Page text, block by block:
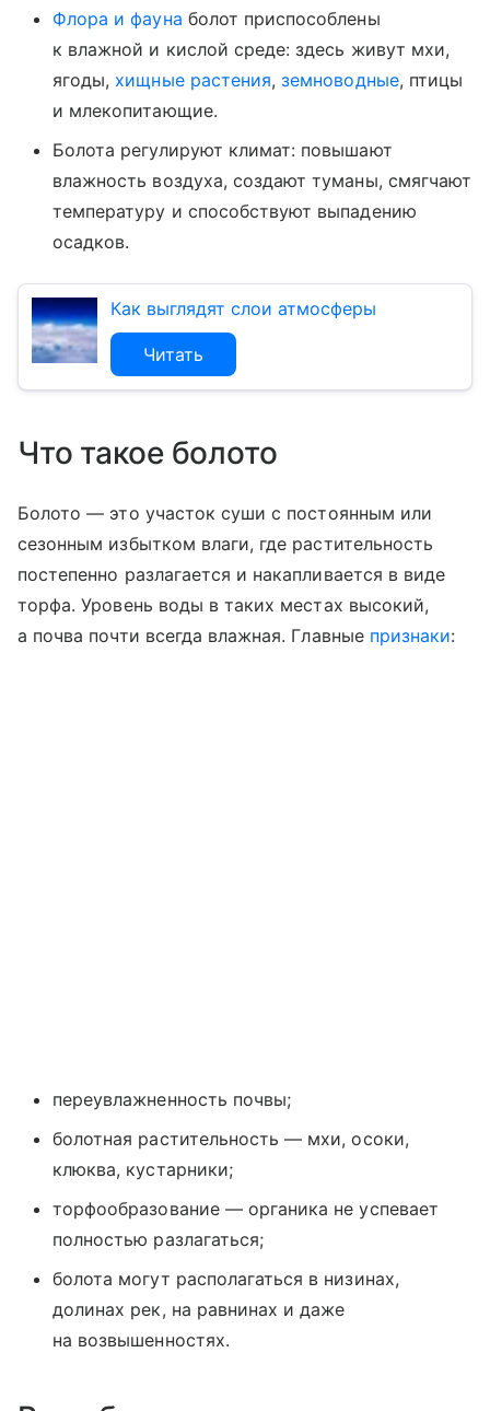
Флора и фауна болот приспособлены
к влажной и кислой среде: здесь живут мхи,
ягоды, хищные растения,земноводные, птицы
и млекопитающие.
Болота регулируют климат: повышают
влажность воздуха, создают туманы, смягчают
температуру и способствуют выпадению
осадков.
Как выглядят слои атмосферы
Читать
Что такое болото
Болото — это участок суши с постоянным или
сезонным избытком влаги, где растительность
постепенно разлагается и накапливается в виде
торфа. Уровень воды в таких местах высокий,
а почва почти всегда влажная. Главные признаки:
переувлажненность почвы;
болотная растительность — мхи, осоки,
клюква, кустарники;
торфообразование — органика не успевает
полностью разлагаться;
болота могут располагаться в низинах,
долинах рек, на равнинах и даже
на возвышенностях.